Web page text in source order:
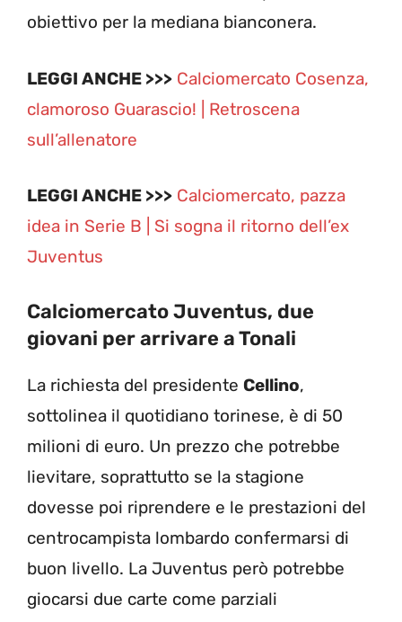
obiettivo per la mediana bianconera.
LEGGI ANCHE >>> Calciomercato Cosenza,
clamoroso Guarascio! | Retroscena
sull’allenatore
LEGGI ANCHE >>> Calciomercato, pazza
idea in Serie B | Si sogna il ritorno dell’ex
Juventus
Calciomercato Juventus, due
giovani per arrivare a Tonali
La richiesta del presidente Cellino,
sottolinea il quotidiano torinese, è di 50
milioni di euro. Un prezzo che potrebbe
lievitare, soprattutto se la stagione
dovesse poi riprendere e le prestazioni del
centrocampista lombardo confermarsi di
buon livello. La Juventus però potrebbe
giocarsi due carte come parziali